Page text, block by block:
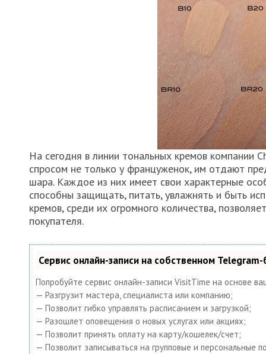
На сегодня в линии тональных кремов компании
спросом не только у француженок, им отдают
шара. Каждое из них имеет свои характерные
способны защищать, питать, увлажнять и быть
кремов, среди их огромного количества,
покупателя.
Сервис онлайн-записи на собственном
Попробуйте сервис онлайн-записи VisitTime на основе
— Разгрузит мастера, специалиста или компанию;
— Позволит гибко управлять расписанием и загрузкой;
— Разошлет оповещения о новых услугах или акциях;
— Позволит принять оплату на карту/кошелек/счет;
— Позволит записываться на групповые и персональные